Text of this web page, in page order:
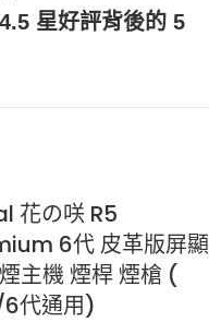
星好評背後的 5
花の咲 R5
6代 皮革版屏顯
主機 煙桿 煙槍 (
代通用)